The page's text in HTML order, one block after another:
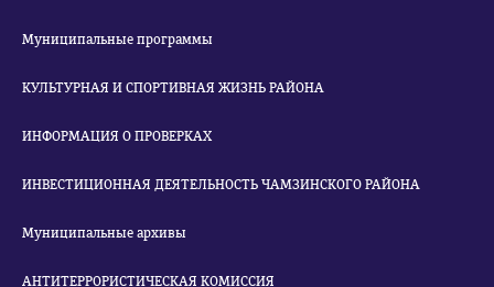
Муниципальные программы
КУЛЬТУРНАЯ И СПОРТИВНАЯ ЖИЗНЬ РАЙОНА
ИНФОРМАЦИЯ О ПРОВЕРКАХ
ИНВЕСТИЦИОННАЯ ДЕЯТЕЛЬНОСТЬ ЧАМЗИНСКОГО РАЙОНА
Муниципальные архивы
АНТИТЕРРОРИСТИЧЕСКАЯ КОМИССИЯ